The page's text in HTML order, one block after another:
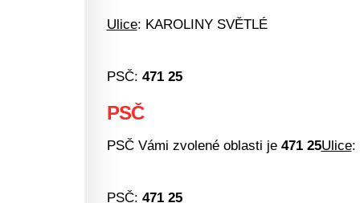
Ulice: KAROLINY SVĚTLÉ
PSČ: 471 25
PSČ
PSČ Vámi zvolené oblasti je 471 25Ulice:
PSČ: 471 25